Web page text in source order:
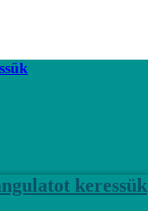
keressük